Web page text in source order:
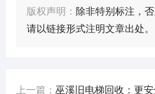
版权声明： 除非特别标注，
请以链接形式注明文章出处。
上一篇： 巫溪旧电梯回收：更